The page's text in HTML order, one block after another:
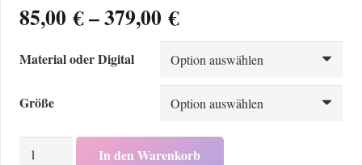
85,00€–379,00€Preisspanne:
85,00 €
bis
379,00 €
Material oder Digital
Größe
Hochformat:
In den Warenkorb